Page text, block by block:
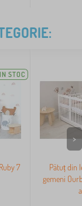
IN STOC
7
Pătuț din
gemeni
>